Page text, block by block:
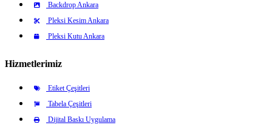
Backdrop Ankara
Pleksi Kesim Ankara
Pleksi Kutu Ankara
Hizmetlerimiz
Etiket Çeşitleri
Tabela Çeşitleri
Dijital Baskı Uygulama